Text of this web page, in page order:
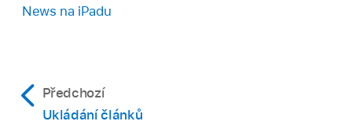
News na iPadu
Předchozí
Ukládání článků